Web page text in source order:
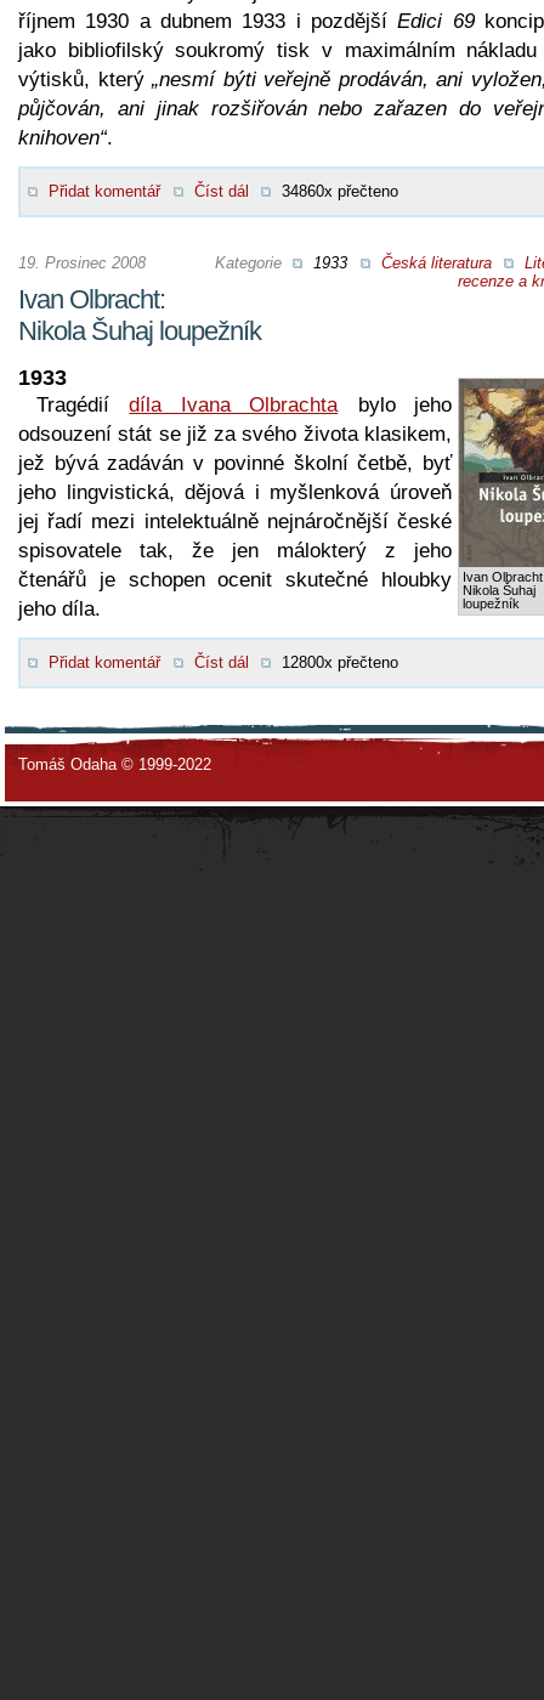
říjnem 1930 a dubnem 1933 i pozdějšíEdici 69
jako bibliofilský soukromý tisk v maximálním nákladu
výtisků, který „nesmí býti veřejně prodáván, ani
půjčován, ani jinak rozšiřován nebo zařazen do
knihoven“.
Přidat komentář Číst dál 34860x přečteno
Kategorie 1933 Česká literatura
recenze a
19. Prosinec 2008
Ivan Olbracht:
Nikola Šuhaj loupežník
Ivan
Nikola Šuhaj
loupežník
1933
Tragédií díla Ivana Olbrachta bylo jeho
odsouzení stát se již za svého života klasikem,
jež bývá zadáván v povinné školní četbě, byť
jeho lingvistická, dějová i myšlenková úroveň
jej řadí mezi intelektuálně nejnáročnější české
spisovatele tak, že jen málokterý z jeho
čtenářů je schopen ocenit skutečné hloubky
jeho díla.
Přidat komentář Číst dál 12800x přečteno
Tomáš Odaha © 1999-2022